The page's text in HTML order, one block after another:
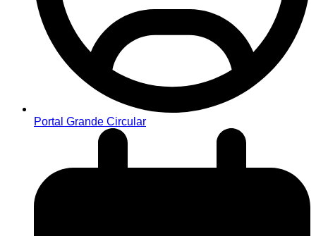
Portal Grande Circular